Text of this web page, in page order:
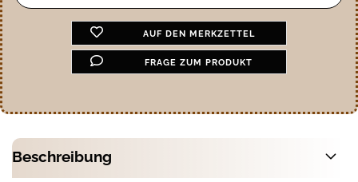
AUF DEN MERKZETTEL
FRAGE ZUM PRODUKT
Beschreibung